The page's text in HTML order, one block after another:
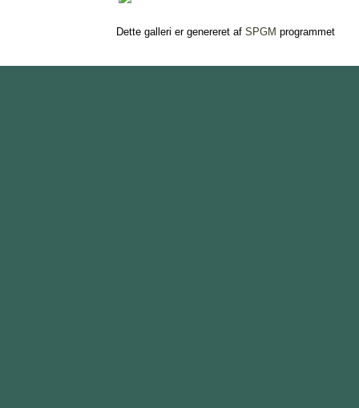
Dette galleri er genereret af SPGM programmet